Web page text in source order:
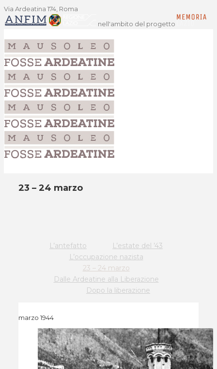
Via Ardeatina 174, Roma
nell'ambito del progetto
23 – 24 marzo
L’antefatto
L’estate del ’43
L’occupazione nazista
23 – 24 marzo
Dalle Ardeatine alla Liberazione
Dopo la liberazione
marzo 1944